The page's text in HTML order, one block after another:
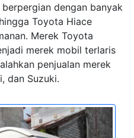
dengan banyak
Toyota Hiace
Merek Toyota
merek mobil terlaris
penjualan merek
dan Suzuki.